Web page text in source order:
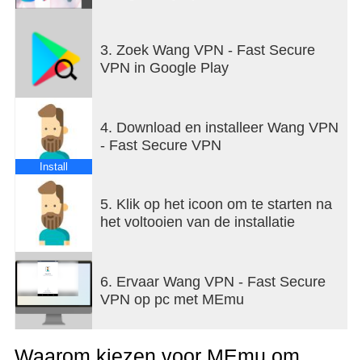
3. Zoek Wang VPN - Fast Secure
VPN in Google Play
Install
4. Download en installeer Wang VPN
- Fast Secure VPN
5. Klik op het icoon om te starten na
het voltooien van de installatie
6. Ervaar Wang VPN - Fast Secure
VPN op pc met MEmu